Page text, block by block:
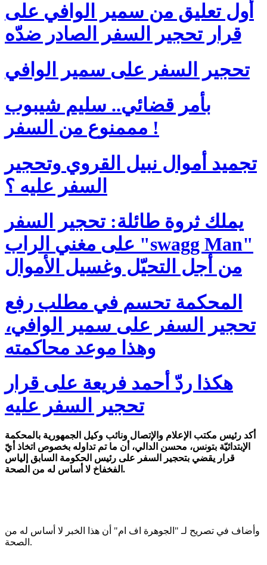
أول تعليق من سمير الوافي على
قرار تحجير السفر الصادر ضدّه
تحجير السفر على سمير الوافي
بأمر قضائي.. سليم شيبوب
مممنوع من السفر !
تجميد أموال نبيل القروي وتحجير
السفر عليه ؟
يملك ثروة طائلة: تحجير السفر
على مغني الراب "swagg Man"
من أجل التحيّل وغسيل الأموال
المحكمة تحسم في مطلب رفع
تحجير السفر على سمير الوافي،
وهذا موعد محاكمته
هكذا ردّ أحمد فريعة على قرار
تحجير السفر عليه
أكد رئيس مكتب الإعلام والإتصال ونائب وكيل الجمهورية بالمحكمة
الإبتدائيّة بتونس، محسن الدالي، أن ما تم تداوله بخصوص اتخاذ أيّ
قرار يقضي بتحجير السفر على رئيس الحكومة السابق إلياس
الفخفاخ لا أساس له من الصحة.
وأضاف في تصريح لـ "الجوهرة اف ام" أن هذا الخبر لا أساس له من
الصحة.